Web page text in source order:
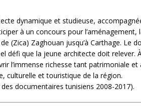
dynamique et studieuse,
à un concours pour
de (Zica) Zaghouan jusqu’à Carthage. Le
défi que la jeune architecte doit relever.
l’immense richesse tant patrimoniale et
culturelle et touristique de la région.
documentaires tunisiens 2008-2017).